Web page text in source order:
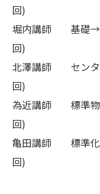
回)
堀内講師 基礎
回)
北澤講師 セン
回)
為近講師 標
回)
亀田講師 標
回)